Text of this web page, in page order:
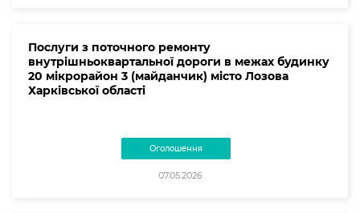
Послуги з поточного ремонту
внутрішньоквартальної дороги в межах будинку
20 мікрорайон 3 (майданчик) місто Лозова
Харківської області
Оголошення
07.05.2026